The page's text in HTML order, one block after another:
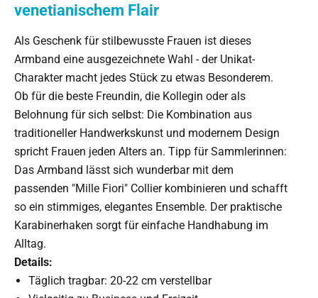
venetianischem Flair
Als Geschenk für stilbewusste Frauen ist dieses
Armband eine ausgezeichnete Wahl - der Unikat-
Charakter macht jedes Stück zu etwas Besonderem.
Ob für die beste Freundin, die Kollegin oder als
Belohnung für sich selbst: Die Kombination aus
traditioneller Handwerkskunst und modernem Design
spricht Frauen jeden Alters an. Tipp für Sammlerinnen:
Das Armband lässt sich wunderbar mit dem
passenden "Mille Fiori" Collier kombinieren und schafft
so ein stimmiges, elegantes Ensemble. Der praktische
Karabinerhaken sorgt für einfache Handhabung im
Alltag.
Details:
Täglich tragbar: 20-22 cm verstellbar